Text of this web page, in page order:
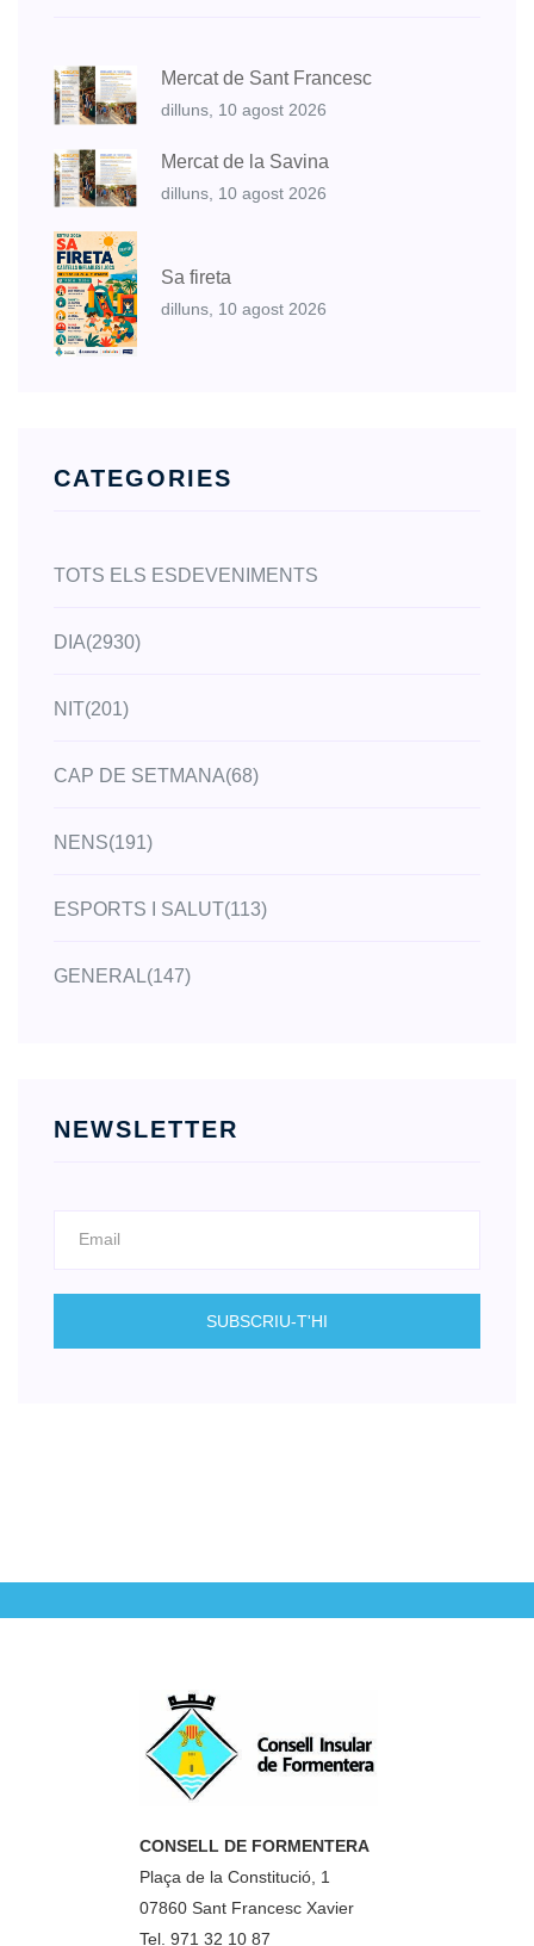
Mercat de Sant Francesc
dilluns, 10 agost 2026
Mercat de la Savina
dilluns, 10 agost 2026
Sa fireta
dilluns, 10 agost 2026
CATEGORIES
TOTS ELS ESDEVENIMENTS
DIA(2930)
NIT(201)
CAP DE SETMANA(68)
NENS(191)
ESPORTS I SALUT(113)
GENERAL(147)
NEWSLETTER
CONSELL DE FORMENTERA
Plaça de la Constitució, 1
07860 Sant Francesc Xavier
Tel. 971 32 10 87